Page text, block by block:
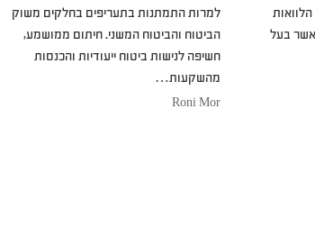
בעל
למרות התמתנות בתעריפים בחלקים משוק
הביטוח והביטוח המשני. חיתום ממושמע,
חשיפה לנישות ביטוח ייעודיות והכנסות
מהשקעות…
Roni Mor